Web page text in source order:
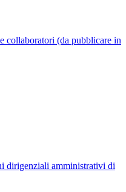
collaboratori (da pubblicare in
dirigenziali amministrativi di